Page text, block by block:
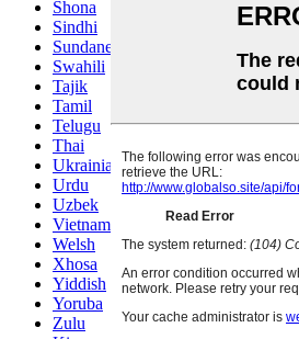
Shona
Sindhi
Sundanese
Swahili
Tajik
Tamil
Telugu
Thai
Ukrainian
Urdu
Uzbek
Vietnamese
Welsh
Xhosa
Yiddish
Yoruba
Zulu